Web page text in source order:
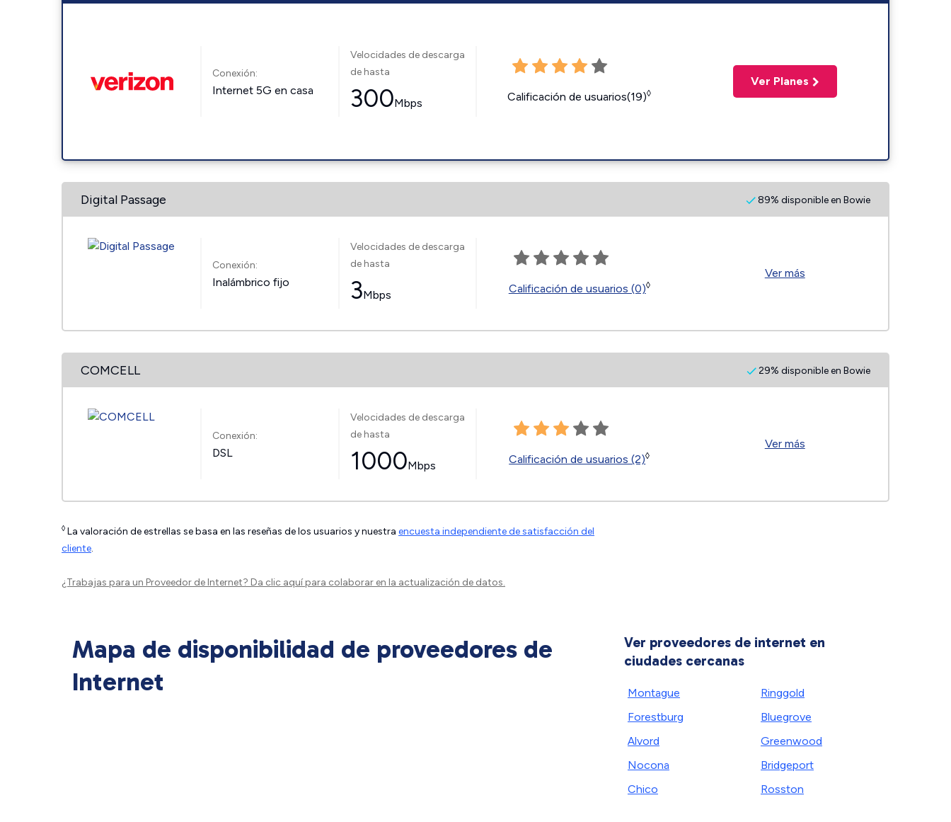
Conexión:
Internet 5G en casa
Velocidades de descarga
de hasta
300Mbps Calificación de usuarios(19)◊
Ver Planes
Digital Passage 89% disponible en Bowie
Conexión:
Inalámbrico fijo
Velocidades de descarga
de hasta
3Mbps Calificación de usuarios (0)◊
Ver más
COMCELL 29% disponible en Bowie
Conexión:
DSL
Velocidades de descarga
de hasta
1000Mbps Calificación de usuarios (2)◊
Ver más
◊ La valoración de estrellas se basa en las reseñas de los usuarios y nuestra encuesta independiente de satisfacción del
cliente.
¿Trabajas para un Proveedor de Internet? Da clic aquípara colaborar en la actualización de datos.
Mapa de disponibilidad de proveedores de
Internet
Ver proveedores de internet en
ciudades cercanas
Montague
Forestburg
Alvord
Nocona
Chico
Ringgold
Bluegrove
Greenwood
Bridgeport
Rosston